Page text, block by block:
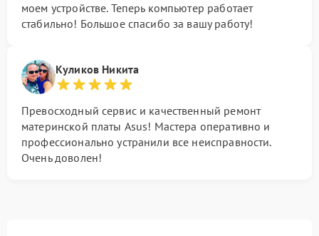
моем устройстве. Теперь компьютер работает
стабильно! Большое спасибо за вашу работу!
Куликов Никита
Превосходный сервис и качественный ремонт
материнской платы Asus! Мастера оперативно и
профессионально устранили все неисправности.
Очень доволен!